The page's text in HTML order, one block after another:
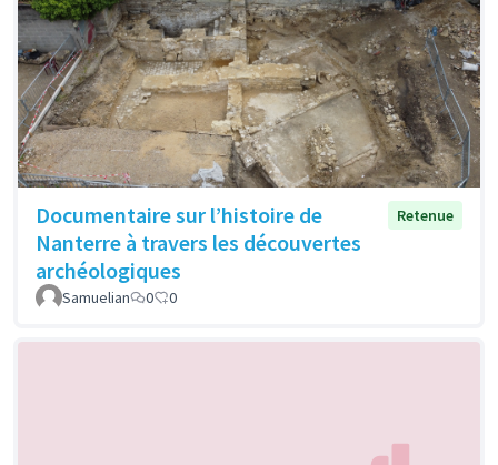
Documentaire sur l’histoire de
Nanterre à travers les découvertes
archéologiques
Retenue
Samuelian 0 0